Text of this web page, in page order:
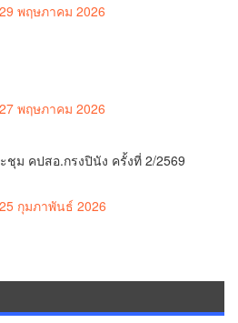
29 พฤษภาคม 2026
27 พฤษภาคม 2026
ชุม คปสอ.กรงปินัง ครั้งที่ 2/2569
25 กุมภาพันธ์ 2026